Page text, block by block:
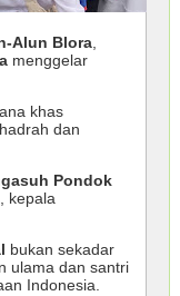
Alun Blora
menggelar
khas
dan
Pondok
, kepala
bukan sekadar
ulama dan santri
Indonesia.